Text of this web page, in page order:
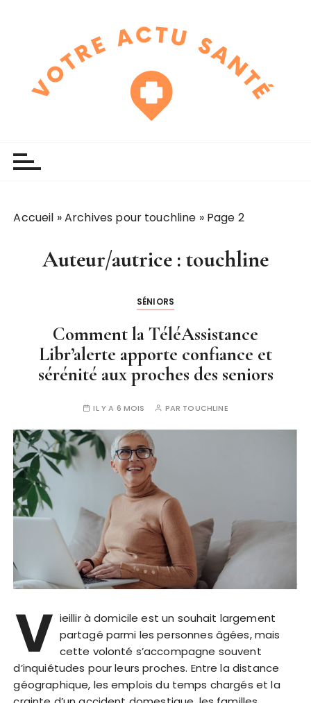
Accueil »Archives pour touchline » Page 2
Auteur/autrice : touchline
SÉNIORS
Comment la TéléAssistance
Libr’alerte apporte confiance et
sérénité aux proches des seniors
IL Y A 6 MOIS PAR TOUCHLINE
V ieillir à domicile est un souhait largement
partagé parmi les personnes âgées, mais
cette volonté s’accompagne souvent
d’inquiétudes pour leurs proches. Entre la distance
géographique, les emplois du temps chargés et la